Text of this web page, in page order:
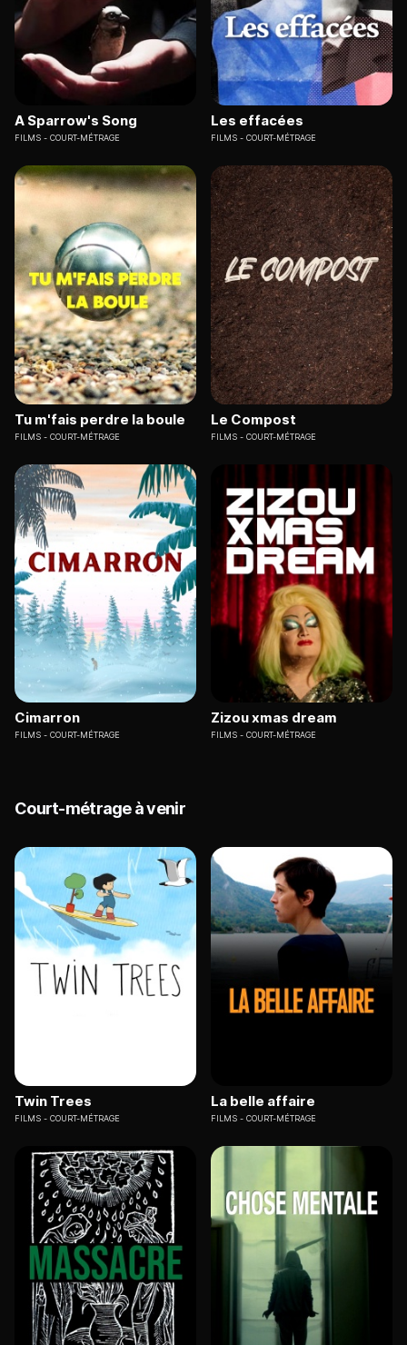
A Sparrow's Song
FILMS COURT-MÉTRAGE
Les effacées
FILMS COURT-MÉTRAGE
Tu m'fais perdre la boule
FILMS COURT-MÉTRAGE
Le Compost
FILMS COURT-MÉTRAGE
Cimarron
FILMS COURT-MÉTRAGE
Zizou xmas dream
FILMS COURT-MÉTRAGE
Court-métrage à venir
Twin Trees
FILMS COURT-MÉTRAGE
La belle affaire
FILMS COURT-MÉTRAGE